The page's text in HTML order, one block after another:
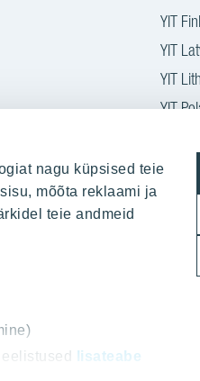
nagu küpsised teie
mõõta reklaami ja
teie andmeid
lisateabe
YIT
YIT
YIT
YIT
YIT
YIT